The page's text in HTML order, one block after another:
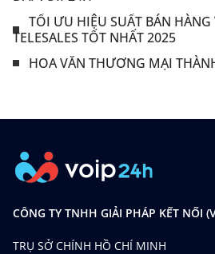
TỐI ƯU HIỆU SUẤT BÁN
TELESALES TỐT NHẤT 2025
HOA VĂN THƯƠNG MẠI
CÔNG TY TNHH GIẢI PHÁP KẾT NỐI
TRỤ SỞ CHÍNH HỒ CHÍ MINH